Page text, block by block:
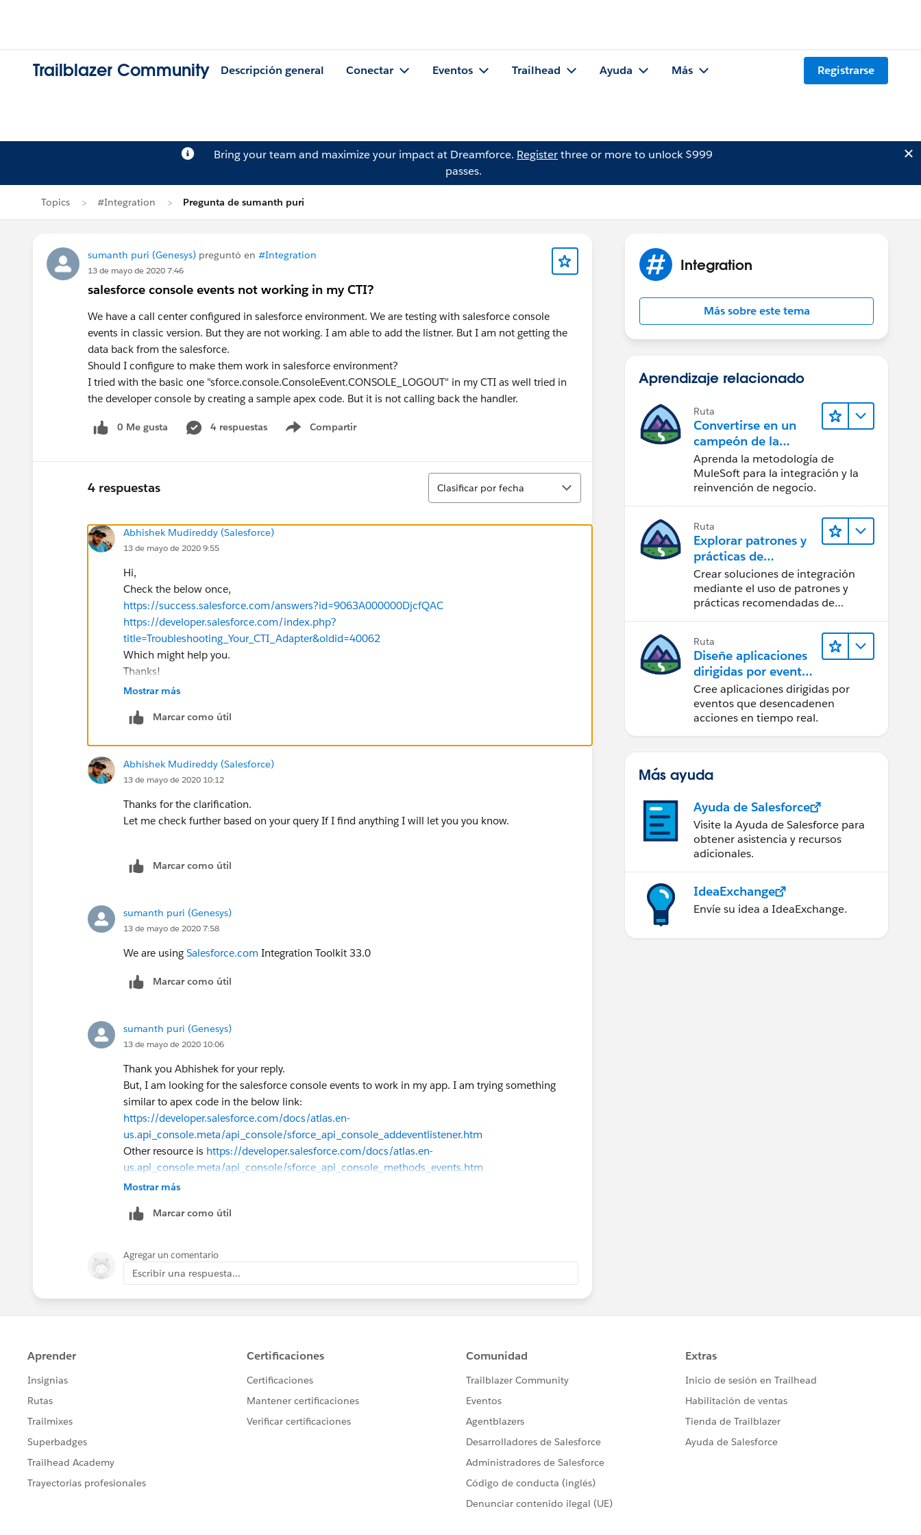
Trailblazer Community Descripción general Conectar Eventos Trailhead Ayuda Más Registrarse
Bring your team and maximize your impact at Dreamforce. Registerthree or more to unlock $999
passes.
Topics #Integration Pregunta de sumanth puri
sumanth puri (Genesys) preguntó en #Integration
13 de mayo de 2020 7:46
salesforce console events not working in my CTI?
We have a call center configured in salesforce environment. We are testing with salesforce console
events in classic version. But they are not working. I am able to add the listner. But I am not getting the
data back from the salesforce.
Should I configure to make them work in salesforce environment?
I tried with the basic one "sforce.console.ConsoleEvent.CONSOLE_LOGOUT" in my CTI as well tried in
the developer console by creating a sample apex code. But it is not calling back the handler.
0 Me gusta 4 respuestas Compartir
Show menu
4 respuestas
Ordenar
Clasificar por fecha
Abhishek Mudireddy (Salesforce)
13 de mayo de 2020 9:55
Hi,
Check the below once,
https://success.salesforce.com/answers?id=9063A000000DjcfQAC
https://developer.salesforce.com/index.php?
title=Troubleshooting_Your_CTI_Adapter&oldid=40062
Which might help you.
Thanks!
Mostrar más
Marcar como útil
Abhishek Mudireddy (Salesforce)
13 de mayo de 2020 10:12
Thanks for the clarification.
Let me check further based on your query If I find anything I will let you you know.
Marcar como útil
sumanth puri (Genesys)
13 de mayo de 2020 7:58
We are using Salesforce.com Integration Toolkit 33.0
Marcar como útil
sumanth puri (Genesys)
13 de mayo de 2020 10:06
Thank you Abhishek for your reply.
But, I am looking for the salesforce console events to work in my app. I am trying something
similar to apex code in the below link:
https://developer.salesforce.com/docs/atlas.en-
us.api_console.meta/api_console/sforce_api_console_addeventlistener.htm
Other resource is https://developer.salesforce.com/docs/atlas.en-
us.api_console.meta/api_console/sforce_api_console_methods_events.htm
and the library we are using is https://[our
Mostrar más
Marcar como útil
Agregar un comentario
Escribir una respuesta...
Integration
Más sobre este tema
Aprendizaje relacionado
Ruta
Convertirse en un
campeón de la
integración
Aprenda la metodología de
MuleSoft para la integración y la
reinvención de negocio.
Ruta
Explorar patrones y
prácticas de
integración
Crear soluciones de integración
mediante el uso de patrones y
prácticas recomendadas de
Ruta
Diseñe aplicaciones
dirigidas por eventos
para la integración
en tiempo real
Cree aplicaciones dirigidas por
eventos que desencadenen
acciones en tiempo real.
Más ayuda
Ayuda de Salesforce
Visite la Ayuda de Salesforce para
obtener asistencia y recursos
adicionales.
IdeaExchange
Envíe su idea a IdeaExchange.